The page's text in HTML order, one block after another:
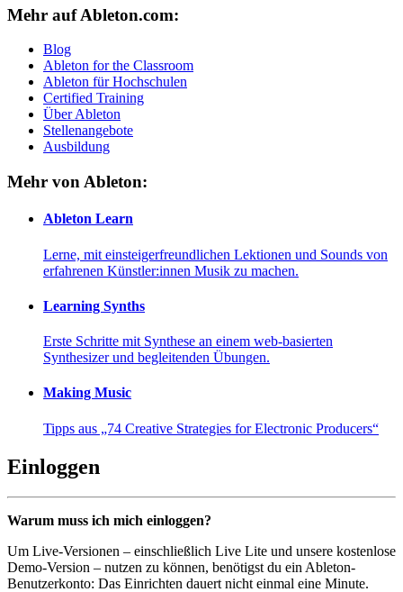
Mehr auf Ableton.com:
Blog
Ableton for the Classroom
Ableton für Hochschulen
Certified Training
Über Ableton
Stellenangebote
Ausbildung
Mehr von Ableton:
Ableton Learn
Lerne, mit einsteigerfreundlichen Lektionen und Sounds von
erfahrenen Künstler:innen Musik zu machen.
Learning Synths
Erste Schritte mit Synthese an einem web-basierten
Synthesizer und begleitenden Übungen.
Making Music
Tipps aus „74 Creative Strategies for Electronic Producers“
Einloggen
Warum muss ich mich einloggen?
Um Live-Versionen – einschließlich Live Lite und unsere kostenlose
Demo-Version – nutzen zu können, benötigst du ein Ableton-
Benutzerkonto: Das Einrichten dauert nicht einmal eine Minute.